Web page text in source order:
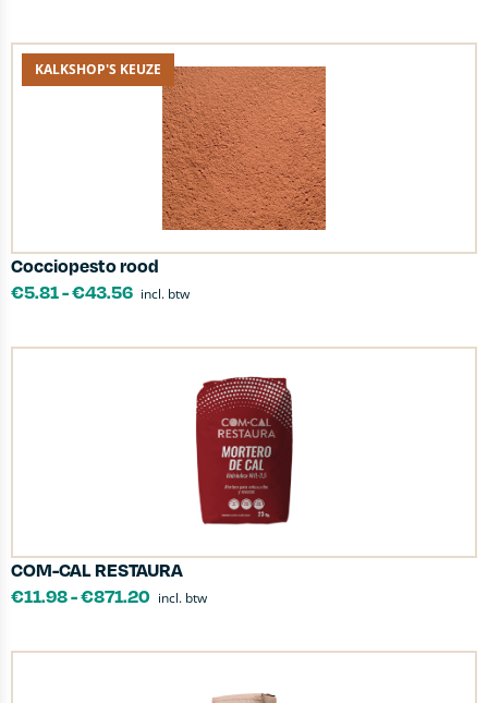
KALKSHOP'S KEUZE
Cocciopesto rood
€5.81-€43.56 incl. btw
COM-CAL RESTAURA
€11.98-€871.20 incl. btw